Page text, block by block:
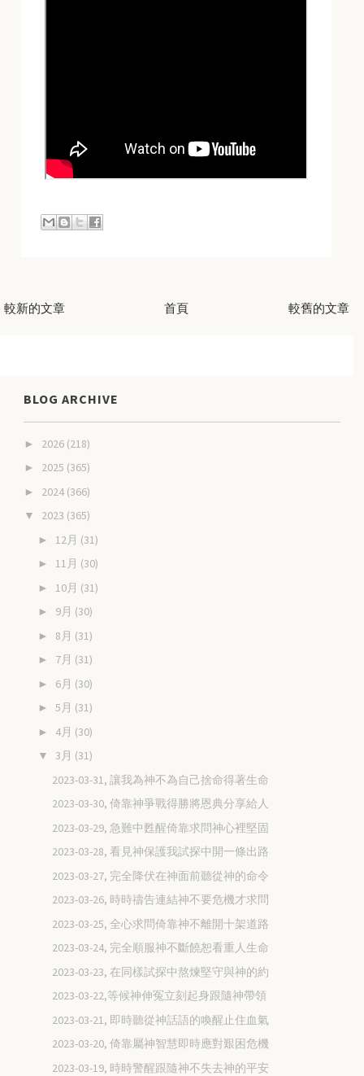
較新的文章 較舊的文章
首頁
BLOG ARCHIVE
► 2026 (218)
► 2025 (365)
► 2024 (366)
▼ 2023 (365)
► 12月 (31)
► 11月 (30)
► 10月 (31)
► 9月 (30)
► 8月 (31)
► 7月 (31)
► 6月 (30)
► 5月 (31)
► 4月 (30)
▼ 3月 (31)
2023-03-31, 讓我為神不為自己捨命得著生命
2023-03-30, 倚靠神爭戰得勝將恩典分享給人
2023-03-29, 急難中甦醒倚靠求問神心裡堅固
2023-03-28, 看見神保護我試探中開一條出路
2023-03-27, 完全降伏在神面前聽從神的命令
2023-03-26, 時時禱告連結神不要危機才求問
2023-03-25, 全心求問倚靠神不離開十架道路
2023-03-24, 完全順服神不斷饒恕看重人生命
2023-03-23, 在同樣試探中熬煉堅守與神的約
2023-03-22,等候神伸冤立刻起身跟隨神帶領
2023-03-21, 即時聽從神話語的喚醒止住血氣
2023-03-20, 倚靠屬神智慧即時應對艱困危機
2023-03-19, 時時警醒跟隨神不失去神的平安